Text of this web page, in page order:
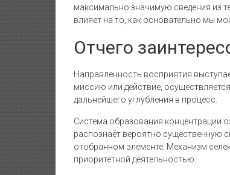
максимально значимую сведения из
влияет на то, как основательно мы
Отчего
Направленность восприятия
миссию или действие,
дальнейшего углубления в процесс.
Система образования концентрации
распознаёт вероятно существенную
отобранном элементе. Механизм
приоритетной деятельностью.